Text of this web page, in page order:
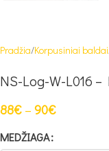
Pradžia Korpusiniai baldai
NS-Log-W-L016
88€ – 90€
MEDŽIAGA